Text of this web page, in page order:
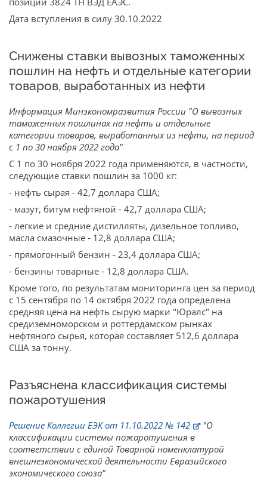
Дата вступления в силу 30.10.2022
Снижены ставки вывозных таможенных
пошлин на нефть и отдельные категории
товаров, выработанных из нефти
Информация Минэкономразвития России "О вывозных
таможенных пошлинах на нефть и отдельные
категории товаров, выработанных из нефти, на период
с 1 по 30 ноября 2022 года"
С 1 по 30 ноября 2022 года применяются, в частности,
следующие ставки пошлин за 1000 кг:
- нефть сырая - 42,7 доллара США;
- мазут, битум нефтяной - 42,7 доллара США;
- легкие и средние дистилляты, дизельное топливо,
масла смазочные - 12,8 доллара США;
- прямогонный бензин - 23,4 доллара США;
- бензины товарные - 12,8 доллара США.
Кроме того, по результатам мониторинга цен за период
с 15 сентября по 14 октября 2022 года определена
средняя цена на нефть сырую марки "Юралс" на
средиземноморском и роттердамском рынках
нефтяного сырья, которая составляет 512,6 доллара
США за тонну.
Разъяснена классификация системы
пожаротушения
Решение Коллегии ЕЭК от 11.10.2022 № 142
"О
классификации системы пожаротушения в
соответствии с единой Товарной номенклатурой
внешнеэкономической деятельности Евразийского
экономического союза"